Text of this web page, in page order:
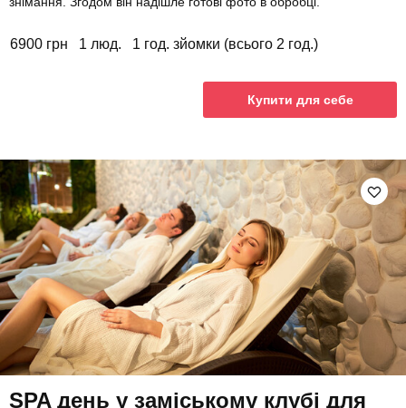
6900 грн 1 люд. 1 год. зйомки (всього 2 год.)
Купити для себе
SPA день у заміському клубі для